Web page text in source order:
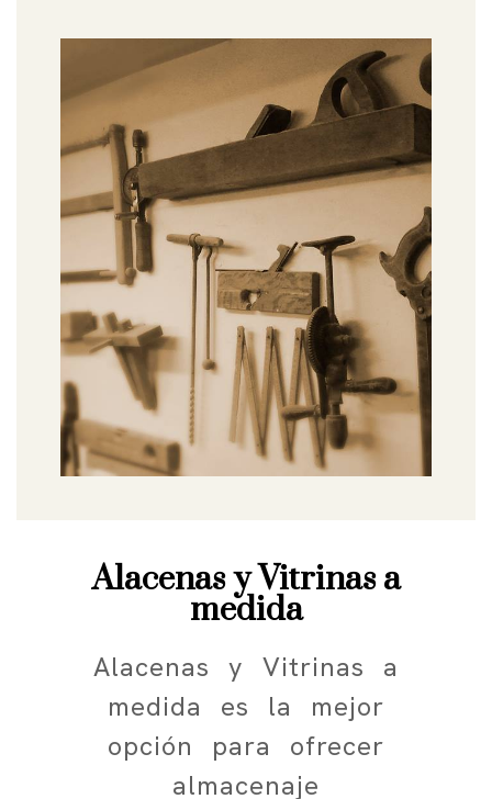
Alacenas y Vitrinas a
medida
Alacenas y Vitrinas a
medida es la mejor
opción para ofrecer
almacenaje